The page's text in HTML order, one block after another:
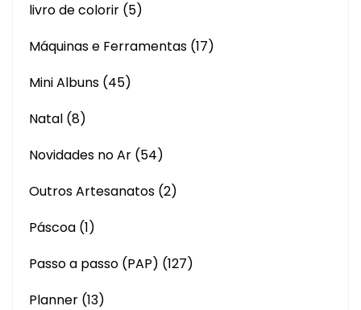
livro de colorir (5)
Máquinas e Ferramentas (17)
Mini Albuns (45)
Natal (8)
Novidades no Ar (54)
Outros Artesanatos (2)
Páscoa (1)
Passo a passo (PAP) (127)
Planner (13)